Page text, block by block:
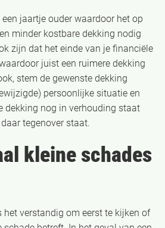
jaartje ouder waardoor het op
minder kostbare dekking nodig
zijn dat het einde van je financiële
juist een ruimere dekking
stem de gewenste dekking
persoonlijke situatie en
dekking nog in verhouding staat
tegenover staat.
kleine schades
het verstandig om eerst te kijken of